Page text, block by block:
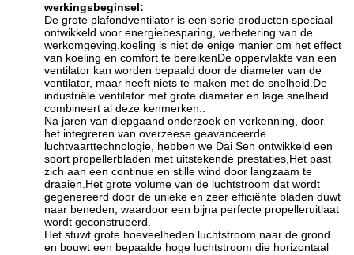
werkingsbeginsel:
De grote plafondventilator is een serie producten speciaal
ontwikkeld voor energiebesparing, verbetering van de
werkomgeving.koeling is niet de enige manier om het effect
van koeling en comfort te bereikenDe oppervlakte van een
ventilator kan worden bepaald door de diameter van de
ventilator, maar heeft niets te maken met de snelheid.De
industriële ventilator met grote diameter en lage snelheid
combineert al deze kenmerken..
Na jaren van diepgaand onderzoek en verkenning, door
het integreren van overzeese geavanceerde
luchtvaarttechnologie, hebben we Dai Sen ontwikkeld een
soort propellerbladen met uitstekende prestaties,Het past
zich aan een continue en stille wind door langzaam te
draaien.Het grote volume van de luchtstroom dat wordt
gegenereerd door de unieke en zeer efficiënte bladen duwt
naar beneden, waardoor een bijna perfecte propelleruitlaat
wordt geconstrueerd.
Het stuwt grote hoeveelheden luchtstroom naar de grond
en bouwt een bepaalde hoge luchtstroom die horizontaal